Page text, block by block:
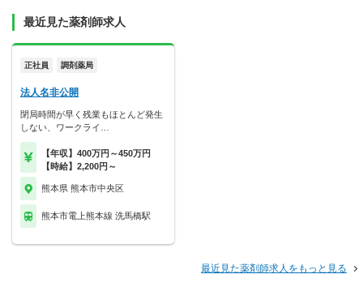
最近見た薬剤師求人
正社員 調剤薬局
法人名非公開
閉局時間が早く残業もほとんど発生
しない、ワークライ…
【年収】400万円～450万円
【時給】2,200円～
熊本県 熊本市中央区
熊本市電上熊本線 洗馬橋駅
最近見た薬剤師求人をもっと見る